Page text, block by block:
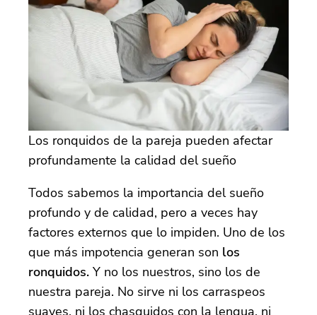
Los ronquidos de la pareja pueden afectar
profundamente la calidad del sueño
Todos sabemos la importancia del sueño
profundo y de calidad, pero a veces hay
factores externos que lo impiden. Uno de los
que más impotencia generan son los
ronquidos. Y no los nuestros, sino los de
nuestra pareja. No sirve ni los carraspeos